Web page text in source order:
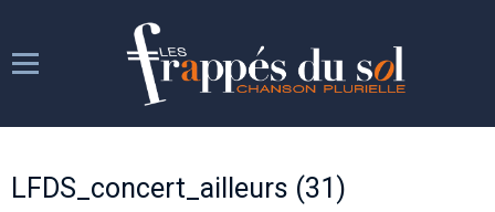
Les répétitions
LFDS_concert_ailleurs (31)